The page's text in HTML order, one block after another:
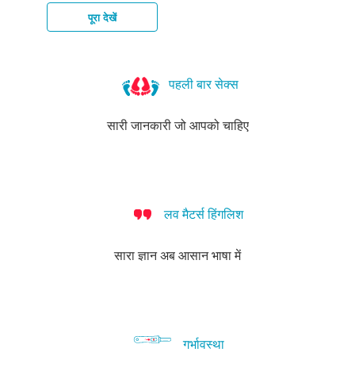
पूरा देखें
पहली बार सेक्स
सारी जानकारी जो आपको चाहिए
लव मैटर्स हिंगलिश
सारा ज्ञान अब आसान भाषा में
गर्भावस्था